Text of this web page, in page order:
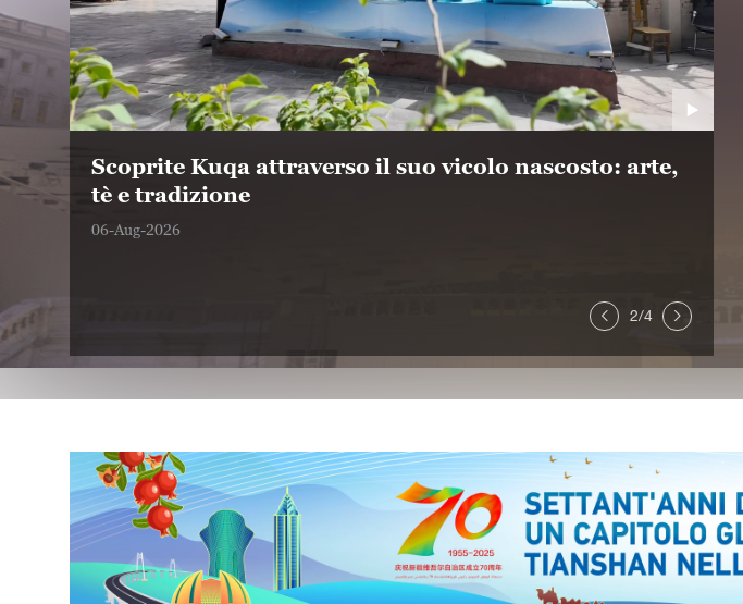
Scoprite Kuqa attraverso il suo vicolo nascosto: arte,
tè e tradizione
06-Aug-2026
2/4